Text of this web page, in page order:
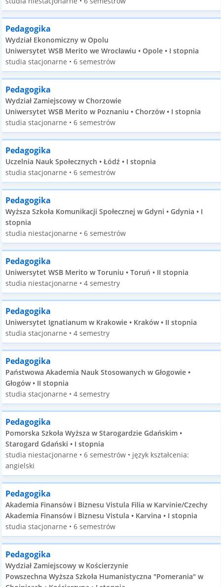
Pedagogika
Wydział Ekonomiczny w Opolu
Uniwersytet WSB Merito we Wrocławiu • Opole • I stopnia
studia stacjonarne • 6 semestrów
Pedagogika
Wydział Zamiejscowy w Chorzowie
Uniwersytet WSB Merito w Poznaniu • Chorzów • I stopnia
studia stacjonarne • 6 semestrów
Pedagogika
Uczelnia Nauk Społecznych • Łódź • I stopnia
studia stacjonarne • 6 semestrów
Pedagogika
Wyższa Szkoła Komunikacji Społecznej w Gdyni • Gdynia • I
stopnia
studia niestacjonarne • 6 semestrów
Pedagogika
Uniwersytet WSB Merito w Toruniu • Toruń • II stopnia
studia niestacjonarne • 4 semestry
Pedagogika
Uniwersytet Ignatianum w Krakowie • Kraków • II stopnia
studia stacjonarne • 4 semestry
Pedagogika
Państwowa Akademia Nauk Stosowanych w Głogowie •
Głogów • II stopnia
studia stacjonarne • 4 semestry
Pedagogika
Pomorska Szkoła Wyższa w Starogardzie Gdańskim •
Starogard Gdański • I stopnia
studia niestacjonarne • 6 semestrów • język kształcenia:
angielski
Pedagogika
Akademia Finansów i Biznesu Vistula Filia w Karvinie/Czechy
Akademia Finansów i Biznesu Vistula • Karvina • I stopnia
studia stacjonarne • 6 semestrów
Pedagogika
Wydział Zamiejscowy w Kościerzynie
Powszechna Wyższa Szkoła Humanistyczna "Pomerania" w